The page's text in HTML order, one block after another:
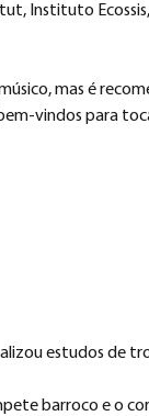
Instituto Ecossis,
mas é
vindos para
estudos de
barroco e o